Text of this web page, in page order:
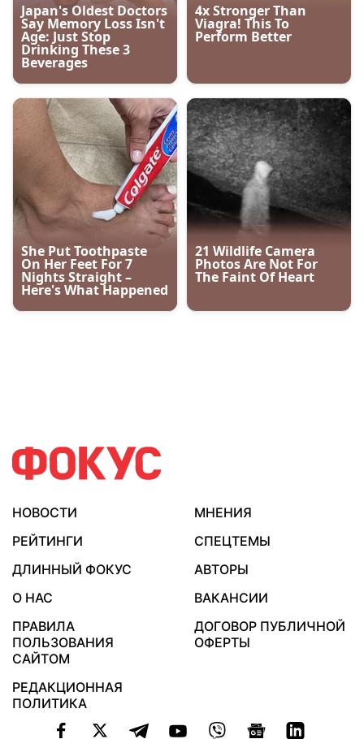
НОВОСТИ
МНЕНИЯ
РЕЙТИНГИ
СПЕЦТЕМЫ
ДЛИННЫЙ ФОКУС
АВТОРЫ
О НАС
ВАКАНСИИ
ПРАВИЛА
ПОЛЬЗОВАНИЯ
САЙТОМ
ДОГОВОР ПУБЛИЧНОЙ
ОФЕРТЫ
РЕДАКЦИОННАЯ
ПОЛИТИКА